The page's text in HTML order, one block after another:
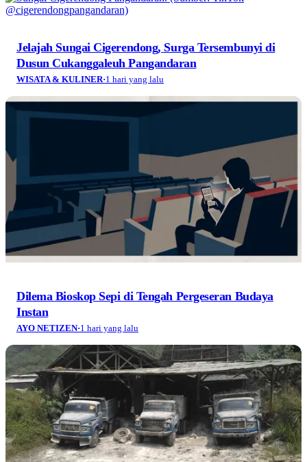
Jelajah Sungai Cigerendong, Surga Tersembunyi di
Dusun Cukanggaleuh Pangandaran
WISATA & KULINER·1 hari yang lalu
Dilema Bioskop Sepi di Tengah Pergeseran Budaya
Instan
AYO NETIZEN·1 hari yang lalu